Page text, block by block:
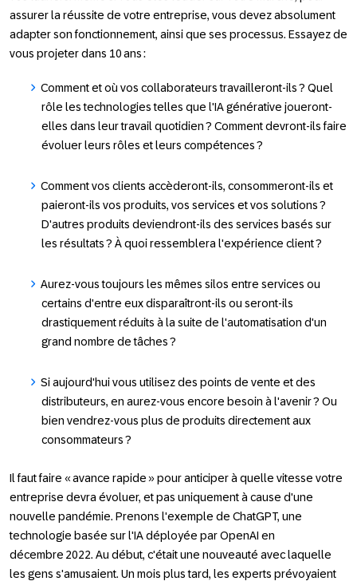
assurer la réussite de votre entreprise, vous devez absolument
adapter son fonctionnement, ainsi que ses processus. Essayez de
vous projeter dans 10 ans :
Comment et où vos collaborateurs travailleront-ils ? Quel
rôle les technologies telles que l'IA générative joueront-
elles dans leur travail quotidien ? Comment devront-ils faire
évoluer leurs rôles et leurs compétences ?
Comment vos clients accèderont-ils, consommeront-ils et
paieront-ils vos produits, vos services et vos solutions ?
D'autres produits deviendront-ils des services basés sur
les résultats ? À quoi ressemblera l'expérience client ?
Aurez-vous toujours les mêmes silos entre services ou
certains d'entre eux disparaîtront-ils ou seront-ils
drastiquement réduits à la suite de l'automatisation d'un
grand nombre de tâches ?
Si aujourd'hui vous utilisez des points de vente et des
distributeurs, en aurez-vous encore besoin à l'avenir ? Ou
bien vendrez-vous plus de produits directement aux
consommateurs ?
Il faut faire « avance rapide » pour anticiper à quelle vitesse votre
entreprise devra évoluer, et pas uniquement à cause d'une
nouvelle pandémie. Prenons l'exemple de ChatGPT, une
technologie basée sur l'IA déployée par OpenAI en
décembre 2022. Au début, c'était une nouveauté avec laquelle
les gens s'amusaient. Un mois plus tard, les experts prévoyaient